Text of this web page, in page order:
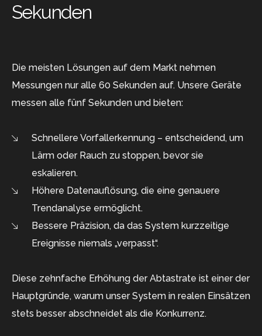
Sekunden
Die meisten Lösungen auf dem Markt nehmen
Messungen nur alle 60 Sekunden auf. Unsere Geräte
messen alle fünf Sekunden und bieten:
Schnellere Vorfallerkennung – entscheidend, um
Lärm oder Rauch zu stoppen, bevor sie
eskalieren.
Höhere Datenauflösung, die eine genauere
Trendanalyse ermöglicht.
Bessere Präzision, da das System kurzzeitige
Ereignisse niemals „verpasst“.
Diese zehnfache Erhöhung der Abtastrate ist einer der
Hauptgründe, warum unser System in realen Einsätzen
stets besser abschneidet als die Konkurrenz.